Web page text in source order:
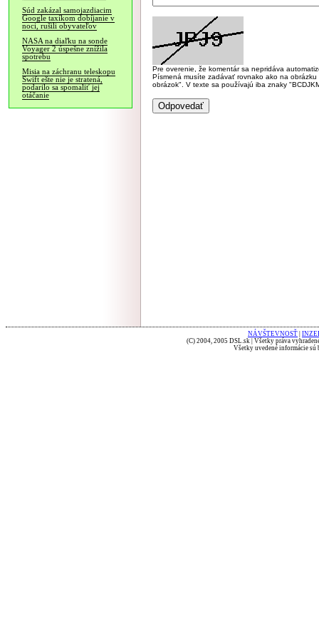
Súd zakázal samojazdiacim
Google taxíkom dobíjanie v
noci, rušili obyvateľov
NASA na diaľku na sonde
Voyager 2 úspešne znížila
spotrebu
Misia na záchranu teleskopu
Swift ešte nie je stratená,
podarilo sa spomaliť jej
otáčanie
Pre overenie, že komentár sa nepridáva
Písmená musíte zadávať rovnako ako na
obrázok". V texte sa používajú iba znaky
NÁVŠTEVNOSŤ
(C) 2004, 2005 DSL.sk | Všetky práva
Všetky uvedené informácie sú